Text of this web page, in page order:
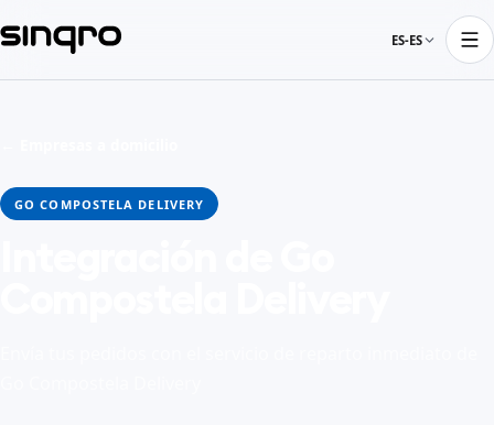
ES-ES
GO COMPOSTELA DELIVERY